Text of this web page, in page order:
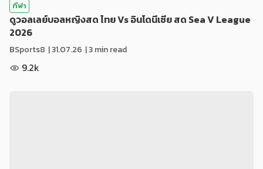
กีฬา
ดูวอลเลย์บอลหญิงสด ไทย Vs อินโดนีเซีย สด Sea V League
2026
BSports8 |31.07.26 | 3 min read
9.2k